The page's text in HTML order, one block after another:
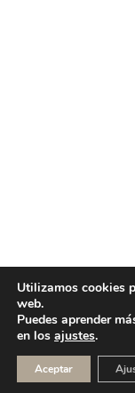
Utilizamos cookies
web.
Puedes aprender
en los ajustes.
Aceptar